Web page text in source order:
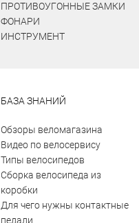
ПРОТИВОУГОННЫЕ ЗАМКИ
ФОНАРИ
ИНСТРУМЕНТ
БАЗА ЗНАНИЙ
Обзоры веломагазина
Видео по велосервису
Типы велосипедов
Сборка велосипеда из
коробки
Для чего нужны контактные
педали